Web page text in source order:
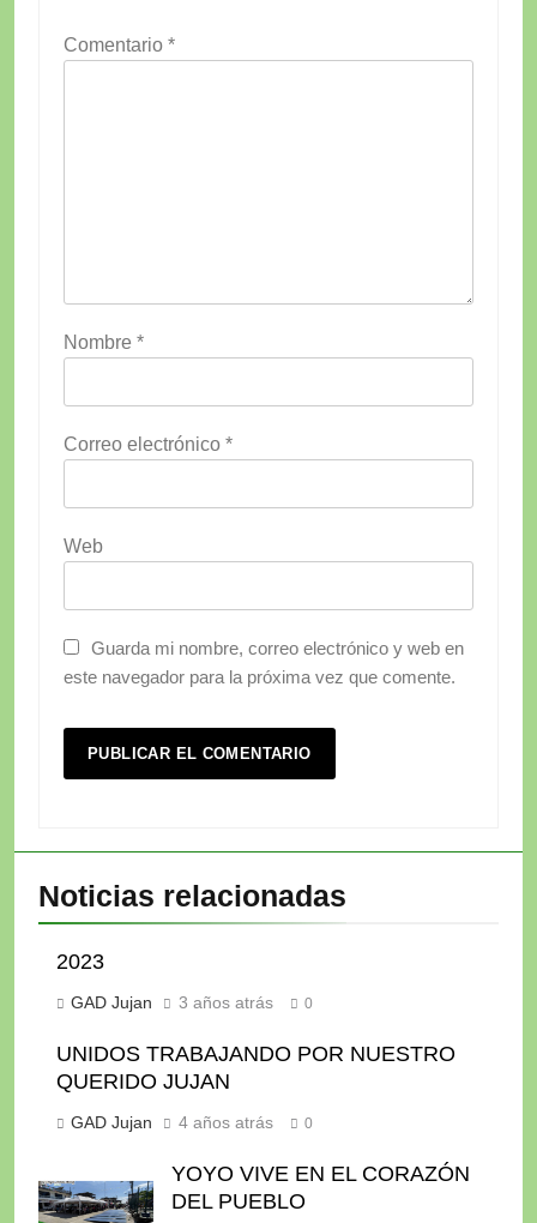
Comentario *
Nombre *
Correo electrónico *
Web
Guarda mi nombre, correo electrónico y web en
este navegador para la próxima vez que comente.
Noticias relacionadas
2023
GAD Jujan 3 años atrás 0
UNIDOS TRABAJANDO POR NUESTRO
QUERIDO JUJAN
GAD Jujan 4 años atrás 0
YOYO VIVE EN EL CORAZÓN
DEL PUEBLO